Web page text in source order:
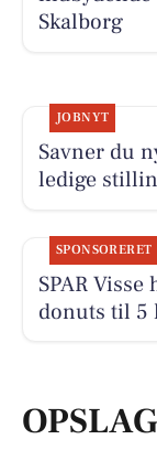
Skalborg
JOBNYT
Savner du
ledige
SPONSORERET
SPAR
donuts til 5